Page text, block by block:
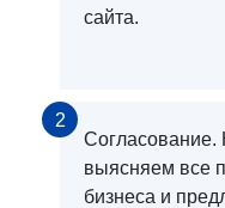
сайта.
2
Согласование.
выясняем все
бизнеса и